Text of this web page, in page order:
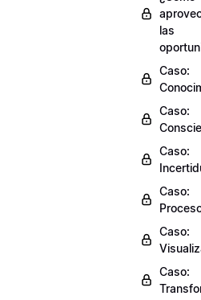
las
Caso:
Caso:
Caso:
Caso:
Caso:
Caso: